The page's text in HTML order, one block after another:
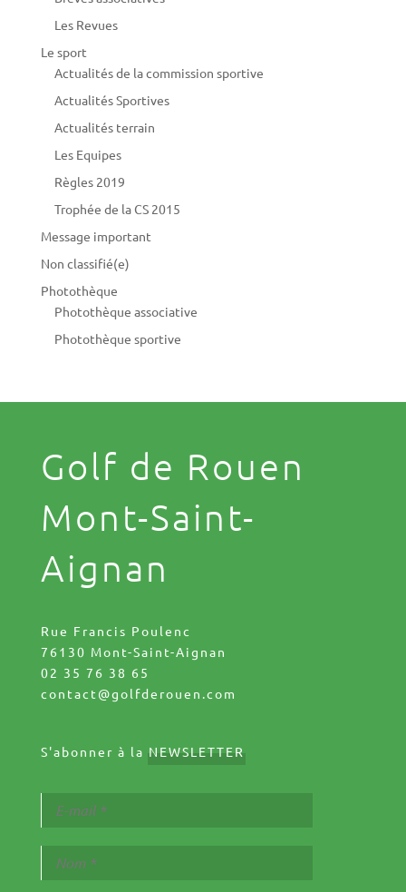
Les Revues
Le sport
Actualités de la commission sportive
Actualités Sportives
Actualités terrain
Les Equipes
Règles 2019
Trophée de la CS 2015
Message important
Non classifié(e)
Photothèque
Photothèque associative
Photothèque sportive
Golf de Rouen
Mont-Saint-
Aignan
Rue Francis Poulenc
76130 Mont-Saint-Aignan
02 35 76 38 65
contact@golfderouen.com
S'abonner à la NEWSLETTER